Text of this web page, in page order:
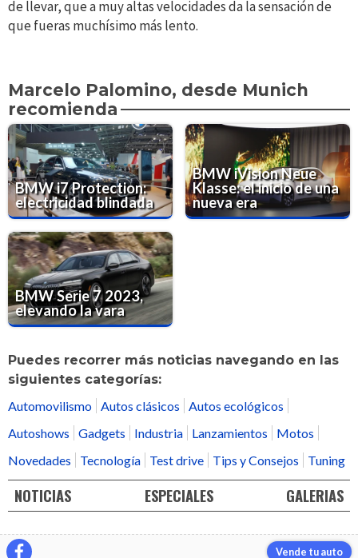
de llevar, que a muy altas velocidades da la sensación de
que fueras muchísimo más lento.
Marcelo Palomino, desde Munich
recomienda
BMW i7 Protection:
electricidad blindada
BMW iVision Neue
Klasse: el inicio de una
nueva era
BMW Serie 7 2023,
elevando la vara
Puedes recorrer más noticias navegando en las
siguientes categorías:
Automovilismo Autos clásicos
Autos ecológicos
Autoshows
Gadgets Industria Lanzamientos
Motos
Novedades
Tecnología Test drive Tips y Consejos Tuning
NOTICIAS ESPECIALES GALERIAS
Vende tu auto